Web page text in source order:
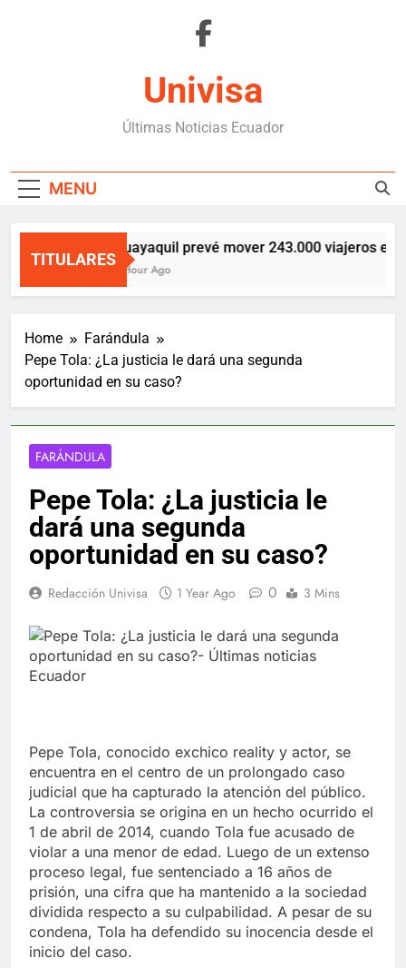
Univisa
Últimas Noticias Ecuador
MENU
TITULARES
Guayaquil prevé mover 243.000 viajeros en
1 Hour Ago
Home
Farándula
Pepe Tola: ¿La justicia le dará una segunda
oportunidad en su caso?
FARÁNDULA
Pepe Tola: ¿La justicia le
dará una segunda
oportunidad en su caso?
Redacción Univisa 1 Year Ago 0 3 Mins
Pepe Tola, conocido exchico reality y actor, se
encuentra en el centro de un prolongado caso
judicial que ha capturado la atención del público.
La controversia se origina en un hecho ocurrido el
1 de abril de 2014, cuando Tola fue acusado de
violar a una menor de edad. Luego de un extenso
proceso legal, fue sentenciado a 16 años de
prisión, una cifra que ha mantenido a la sociedad
dividida respecto a su culpabilidad. A pesar de su
condena, Tola ha defendido su inocencia desde el
inicio del caso.